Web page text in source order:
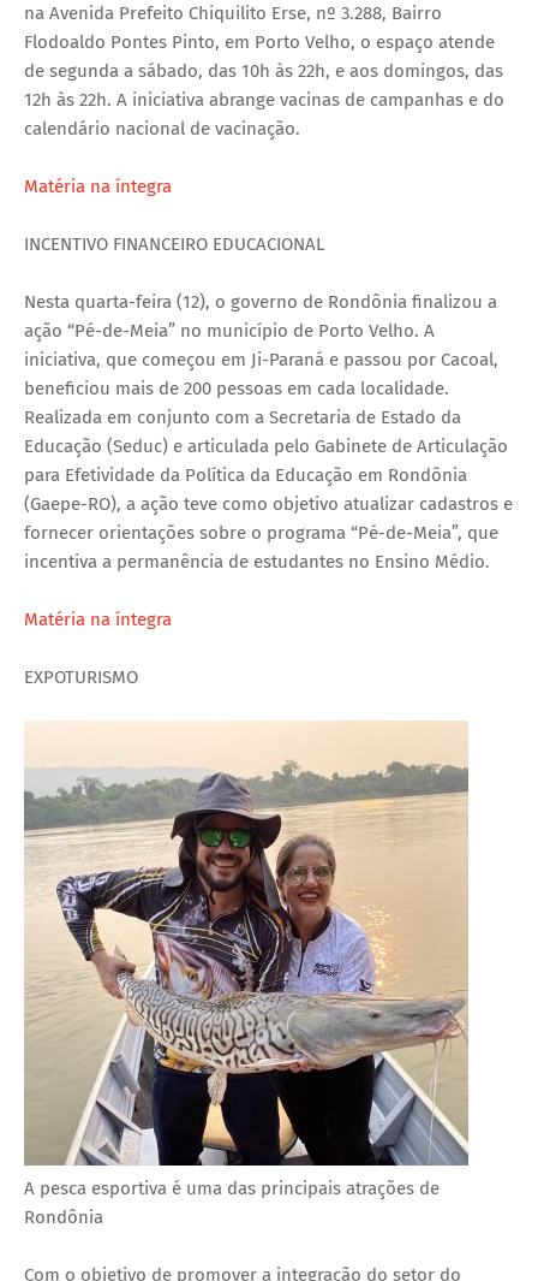
na Avenida Prefeito Chiquilito Erse, nº 3.288, Bairro
Flodoaldo Pontes Pinto, em Porto Velho, o espaço atende
de segunda a sábado, das 10h às 22h, e aos domingos, das
12h às 22h. A iniciativa abrange vacinas de campanhas e do
calendário nacional de vacinação.
Matéria na íntegra
INCENTIVO FINANCEIRO EDUCACIONAL
Nesta quarta-feira (12), o governo de Rondônia finalizou a
ação “Pé-de-Meia” no município de Porto Velho. A
iniciativa, que começou em Ji-Paraná e passou por Cacoal,
beneficiou mais de 200 pessoas em cada localidade.
Realizada em conjunto com a Secretaria de Estado da
Educação (Seduc) e articulada pelo Gabinete de Articulação
para Efetividade da Política da Educação em Rondônia
(Gaepe-RO), a ação teve como objetivo atualizar cadastros e
fornecer orientações sobre o programa “Pé-de-Meia”, que
incentiva a permanência de estudantes no Ensino Médio.
Matéria na íntegra
EXPOTURISMO
A pesca esportiva é uma das principais atrações de
Rondônia
Com o objetivo de promover a integração do setor do